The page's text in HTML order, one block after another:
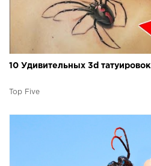
10 Удивительных 3d татуировок
Top Five